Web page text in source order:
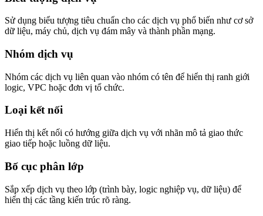
Sử dụng biểu tượng tiêu chuẩn cho các dịch vụ phổ biến như cơ sở
dữ liệu, máy chủ, dịch vụ đám mây và thành phần mạng.
Nhóm dịch vụ
Nhóm các dịch vụ liên quan vào nhóm có tên để hiển thị ranh giới
logic, VPC hoặc đơn vị tổ chức.
Loại kết nối
Hiển thị kết nối có hướng giữa dịch vụ với nhãn mô tả giao thức
giao tiếp hoặc luồng dữ liệu.
Bố cục phân lớp
Sắp xếp dịch vụ theo lớp (trình bày, logic nghiệp vụ, dữ liệu) để
hiển thị các tầng kiến trúc rõ ràng.